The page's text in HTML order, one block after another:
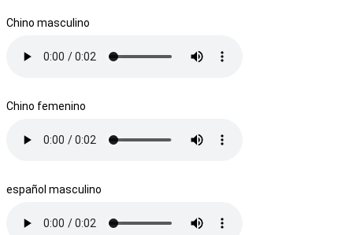
Chino masculino
Chino femenino
español masculino